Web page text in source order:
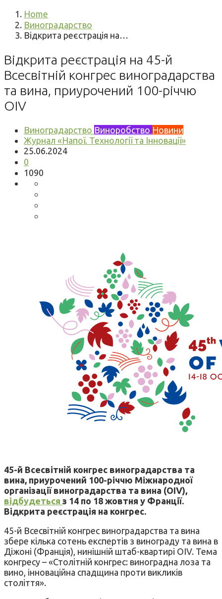
Home
Виноградарство
Відкрита реєстрація на…
Відкрита реєстрація на 45-й
Всесвітній конгрес виноградарства
та вина, приурочений 100-річчю
OIV
Виноградарство Виноробство Новини
Журнал «Напої. Технології та Інновації»
25.06.2024
0
1090
45-й Всесвітній конгрес виноградарства та
вина, приурочений 100-річчю Міжнародної
організації виноградарства та вина (OIV),
відбудеться з 14 по 18 жовтня у Франції.
Відкрита реєстрація на конгрес.
45-й Всесвітній конгрес виноградарства та вина
збере кілька сотень експертів з винограду та вина в
Діжоні (Франція), нинішній штаб-квартирі OIV. Тема
конгресу – «Столітній конгрес: виноградна лоза та
вино, інноваційна спадщина проти викликів
століття».